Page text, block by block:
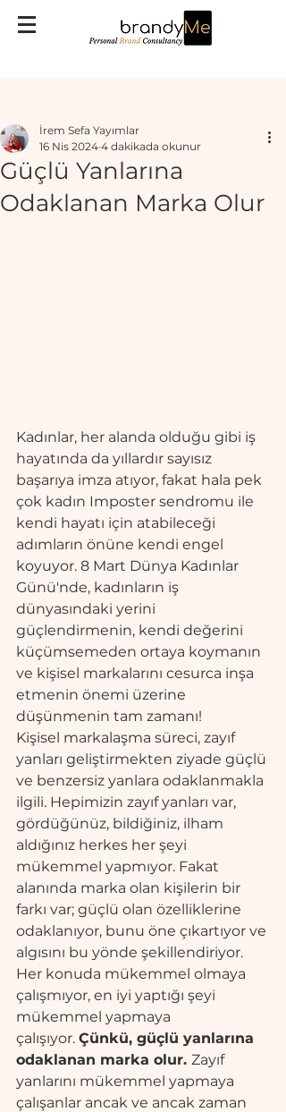
Güçlü Yanlarına
Odaklanan Marka Olur
İrem Sefa Yayımlar
16 Nis 2024 4 dakikada okunur
Kadınlar, her alanda olduğu gibi iş
hayatında da yıllardır sayısız
başarıya imza atıyor, fakat hala pek
çok kadın Imposter sendromu ile
kendi hayatı için atabileceği
adımların önüne kendi engel
koyuyor. 8 Mart Dünya Kadınlar
Günü'nde, kadınların iş
dünyasındaki yerini
güçlendirmenin, kendi değerini
küçümsemeden ortaya koymanın
ve kişisel markalarını cesurca inşa
etmenin önemi üzerine
düşünmenin tam zamanı!
Kişisel markalaşma süreci, zayıf
yanları geliştirmekten ziyade güçlü
ve benzersiz yanlara odaklanmakla
ilgili. Hepimizin zayıf yanları var,
gördüğünüz, bildiğiniz, ilham
aldığınız herkes her şeyi
mükemmel yapmıyor. Fakat
alanında marka olan kişilerin bir
farkı var; güçlü olan özelliklerine
odaklanıyor, bunu öne çıkartıyor ve
algısını bu yönde şekillendiriyor.
Her konuda mükemmel olmaya
çalışmıyor, en iyi yaptığı şeyi
mükemmel yapmaya
çalışıyor. Çünkü, güçlü yanlarına
odaklanan marka olur. Zayıf
yanlarını mükemmel yapmaya
çalışanlar ancak ve ancak zaman